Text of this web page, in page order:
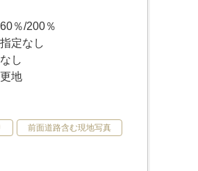
60％/200％
指定なし
なし
更地
前面道路含む現地写真